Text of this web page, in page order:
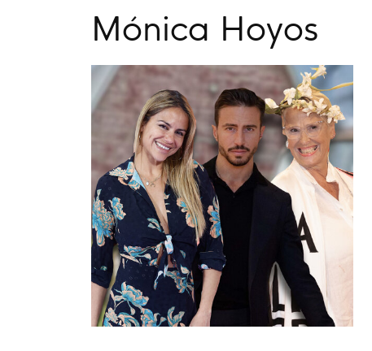
Mónica Hoyos